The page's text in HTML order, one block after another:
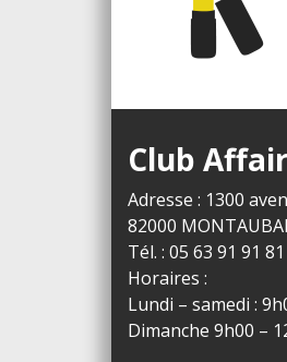
Club
Adresse : 1300
82000
Tél. : 05 63 91 91 81
Horaires :
Lundi – samedi :
Dimanche 9h00 –